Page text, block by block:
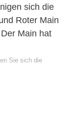
sich die
Roter Main
Main hat
Sie sich die